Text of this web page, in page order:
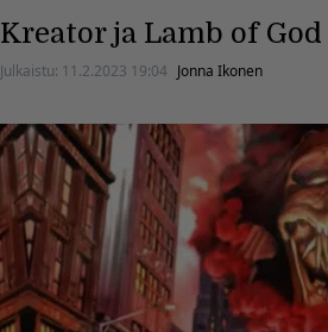
Kreator ja Lamb of
Julkaistu: 11.2.2023 19:04 Jonna Ikonen